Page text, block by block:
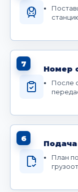
7
Номер
После
6
Подача
План